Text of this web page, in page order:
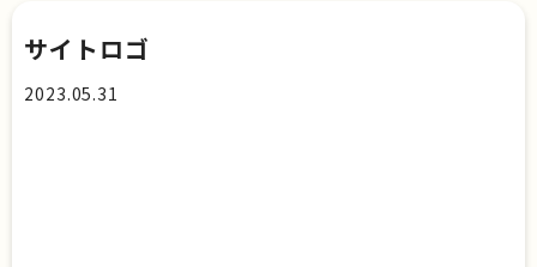
サイトロゴ
2023.05.31